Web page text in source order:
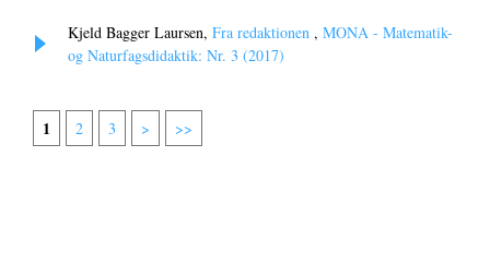
Kjeld Bagger Laursen, Fra redaktionen , MONA - Matematik-
og Naturfagsdidaktik: Nr. 3 (2017)
1 2 3 > >>